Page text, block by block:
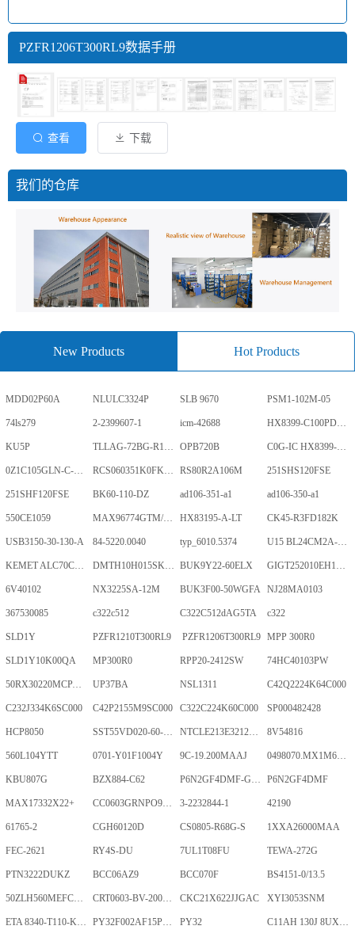
PZFR1206T300RL9数据手册
查看 下载
我们的仓库
New Products Hot Products
MDD02P60A NLULC3324P SLB 9670 PSM1-102M-05
74ls279 2-2399607-1 icm-42688 HX8399-C100PD1700-GP
KU5P TLLAG-72BG-R1KH1-V-A OPB720B C0G-IC HX8399-C100PD1700-GP
0Z1C105GLN-C-0-TR RCS060351K0FKEA RS80R2A106M 251SHS120FSE
251SHF120FSE BK60-110-DZ ad106-351-a1 ad106-350-a1
550CE1059 MAX96774GTM/V+ HX83195-A-LT CK45-R3FD182K
USB3150-30-130-A 84-5220.0040 typ_6010.5374 U15 BL24CM2A-PARC
KEMET ALC70C152EN450 DMTH10H015SK3Q BUK9Y22-60ELX GIGT252010EH1R0MNE
6V40102 NX3225SA-12M BUK3F00-50WGFA NJ28MA0103
367530085 c322c512 C322C512dAG5TA c322
SLD1Y PZFR1210T300RL9 PZFR1206T300RL9 MPP 300R0
SLD1Y10K00QA MP300R0 RPP20-2412SW 74HC40103PW
50RX30220MCPA10X20 UP37BA NSL1311 C42Q2224K64C000
C232J334K6SC000 C42P2155M9SC000 C322C224K60C000 SP000482428
HCP8050 SST55VD020-60-C-TQWE NTCLE213E3212FMT 8V54816
560L104YTT 0701-Y01F1004Y 9C-19.200MAAJ 0498070.MX1M6-CN
KBU807G BZX884-C62 P6N2GF4DMF-GKT-2Gb P6N2GF4DMF
MAX17332X22+ CC0603GRNPO9BN400 3-2232844-1 42190
61765-2 CGH60120D CS0805-R68G-S 1XXA26000MAA
FEC-2621 RY4S-DU 7UL1T08FU TEWA-272G
PTN3222DUKZ BCC06AZ9 BCC070F BS4151-0/13.5
50ZLH560MEFCRI12.5X25 CRT0603-BV-2001ELF CKC21X622JJGAC XYI3053SNM
ETA 8340-T110-K1F1-ALH0-25A PY32F002AF15P6TU PY32 C11AH 130J 8UXLT